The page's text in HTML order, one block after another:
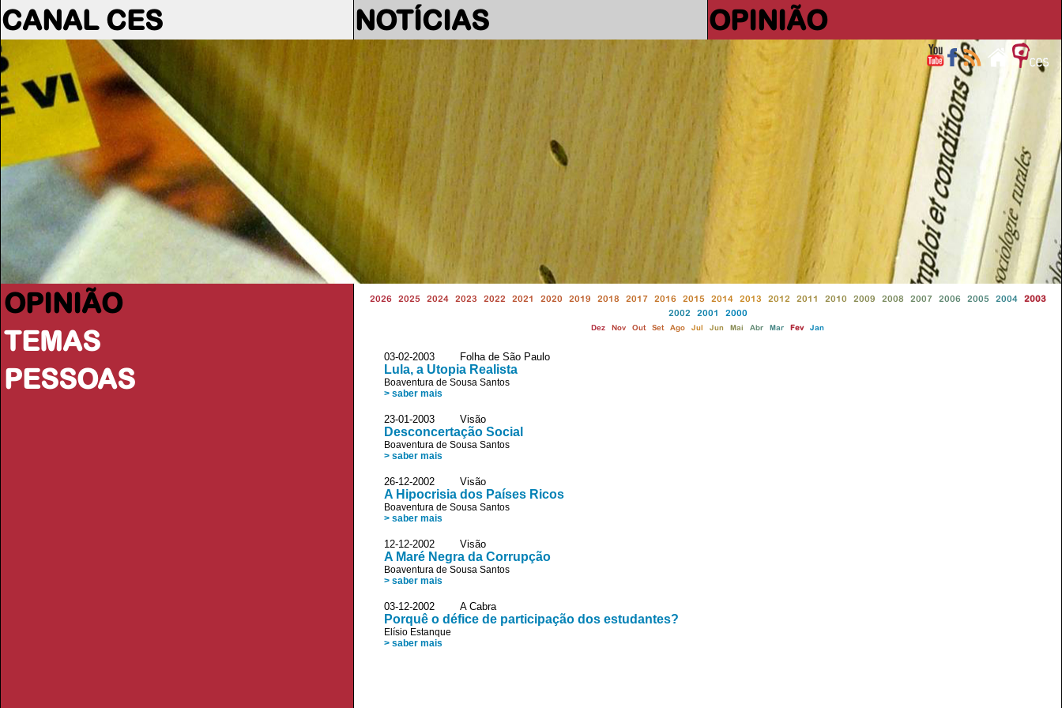
CANAL CES NOTÍCIAS OPINIÃO
OPINIÃO
TEMAS
PESSOAS
2026 2025 2024 2023 2022 2021 2020 2019 2018 2017 2016 2015 2014 2013 2012 2011 2010 2009 2008 2007 2006 2005 2004
2003
2002
2001 2000
Dez Nov Out Set Ago Jul Jun Mai Abr Mar Fev Jan
03-02-2003 Folha de São Paulo
Lula, a Utopia Realista
Boaventura de Sousa Santos
> saber mais
23-01-2003 Visão
Desconcertação Social
Boaventura de Sousa Santos
> saber mais
26-12-2002 Visão
A Hipocrisia dos Países Ricos
Boaventura de Sousa Santos
> saber mais
12-12-2002 Visão
A Maré Negra da Corrupção
Boaventura de Sousa Santos
> saber mais
03-12-2002 A Cabra
Porquê o défice de participação dos estudantes?
Elísio Estanque
> saber mais